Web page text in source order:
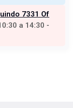
7331 Of
a 14:30 -